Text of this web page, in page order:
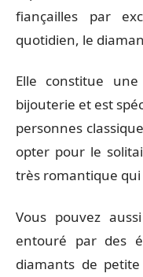
fiançailles par
quotidien, le
Elle constitue
bijouterie et est
personnes
opter pour le
très romantique
Vous pouvez
entouré par des
diamants de petite